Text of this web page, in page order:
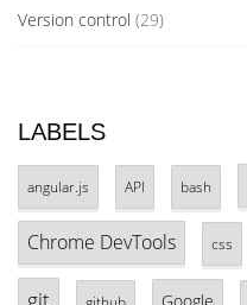
Version control (29)
LABELS
angular.js API bash
Chrome DevTools css